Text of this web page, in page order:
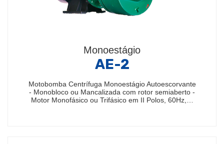
Monoestágio
AE-2
Motobomba Centrífuga Monoestágio Autoescorvante
- Monobloco ou Mancalizada com rotor semiaberto -
Motor Monofásico ou Trifásico em II Polos, 60Hz,…